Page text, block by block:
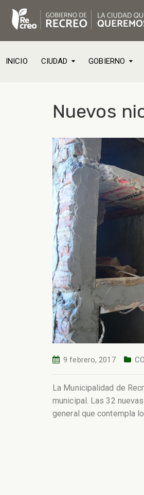
INICIO CIUDAD GOBIERNO
Nuevos
9 febrero, 2017
La Municipalidad de
municipal. Las 32
general que contempla